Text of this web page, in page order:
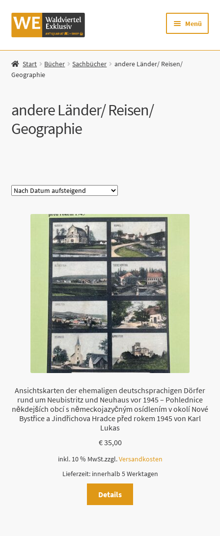
Zur
Navigation
Zum
Inhalt
Menü
Startseite
Shop
Mein Konto
Warenkorb
Start Bücher Sachbücher
andere Länder/ Reisen/
Geographie
andere Länder/ Reisen/
Geographie
Ansichtskarten der ehemaligen deutschsprachigen Dörfer
rund um Neubistritz und Neuhaus vor 1945 – Pohlednice
někdejších obcí s německojazyčným osídlením v okolí Nové
Bystřice a Jindřichova Hradce před rokem 1945 von Karl
Lukas
€35,00
inkl. 10 % MwSt.zzgl.Versandkosten
Lieferzeit: innerhalb 5 Werktagen
Details